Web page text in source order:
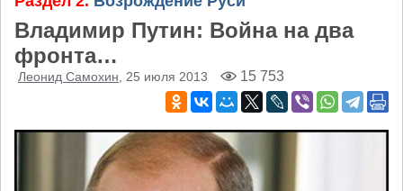
Владимир Путин: Война на два
фронта…
Леонид Самохин , 25 июля 2013 15 753